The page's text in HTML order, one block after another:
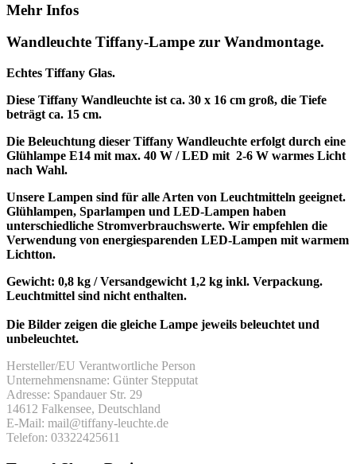
Mehr Infos
Wandleuchte Tiffany-Lampe zur Wandmontage.
Echtes Tiffany Glas.
Diese Tiffany Wandleuchte ist ca. 30 x 16 cm groß, die Tiefe
beträgt ca. 15 cm.
Die Beleuchtung dieser Tiffany Wandleuchte erfolgt durch eine
Glühlampe E14 mit max. 40 W / LED mit 2-6 W warmes Licht
nach Wahl.
Unsere Lampen sind für alle Arten von Leuchtmitteln geeignet.
Glühlampen, Sparlampen und LED-Lampen haben
unterschiedliche Stromverbrauchswerte. Wir empfehlen die
Verwendung von energiesparenden LED-Lampen mit warmem
Lichtton.
Gewicht: 0,8 kg / Versandgewicht 1,2 kg inkl. Verpackung.
Leuchtmittel sind nicht enthalten.
Die Bilder zeigen die gleiche Lampe jeweils beleuchtet und
unbeleuchtet.
Hersteller/EU Verantwortliche Person
Unternehmensname: Günter Stepputat
Adresse: Spandauer Str. 29
14612 Falkensee, Deutschland
E-Mail: mail@tiffany-leuchte.de
Telefon: 03322425611